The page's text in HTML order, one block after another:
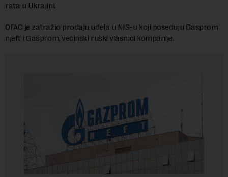
rata u Ukrajini.
OFAC je zatražio prodaju udela u NIS-u koji poseduju Gasprom
njeft i Gasprom, većinski ruski vlasnici kompanije.